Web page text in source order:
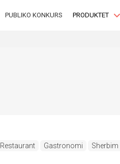
PUBLIKO KONKURS PRODUKTET
Restaurant Gastronomi
Sherbim